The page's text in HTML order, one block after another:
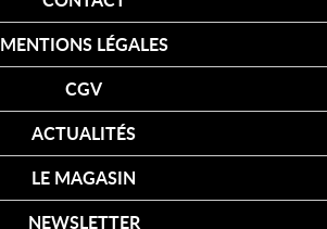
MENTIONS LÉGALES
CGV
ACTUALITÉS
LE MAGASIN
NEWSLETTER